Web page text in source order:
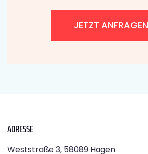
JETZT ANFRAGEN
ADRESSE
Weststraße 3, 58089 Hagen